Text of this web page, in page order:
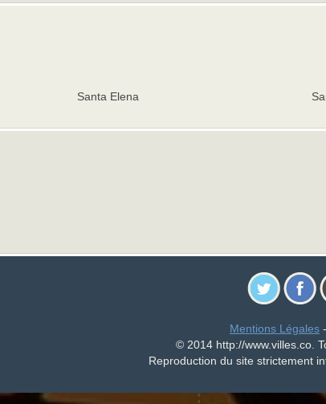
Santa Elena
Mentions Légales -
© 2014 http://www.villes.co.
Reproduction du site strictement